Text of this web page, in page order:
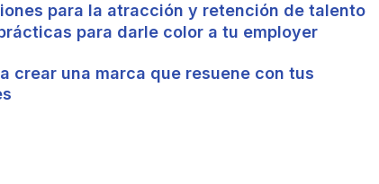
para la atracción y retención de talento
para darle color a tu employer
crear una marca que resuene con tus